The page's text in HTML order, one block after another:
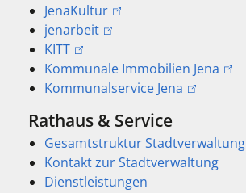
JenaKultur
jenarbeit
KITT
Kommunale Immobilien Jena
Kommunalservice Jena
Rathaus & Service
Gesamtstruktur Stadtverwaltung
Kontakt zur Stadtverwaltung
Dienstleistungen